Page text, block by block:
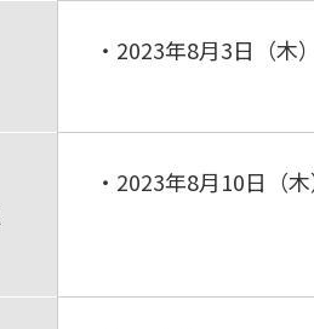
・2023年8月3日（木
・2023年8月10日（